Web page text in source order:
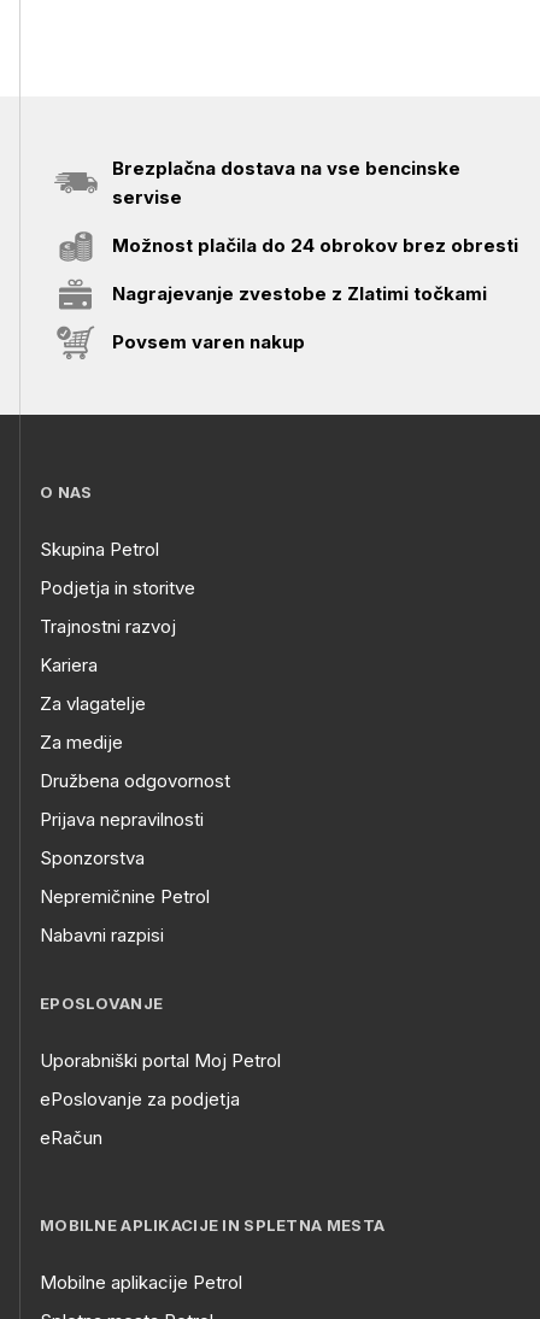
Brezplačna dostava na vse bencinske
servise
Možnost plačila do 24 obrokov brez obresti
Nagrajevanje zvestobe z Zlatimi točkami
Povsem varen nakup
O NAS
Skupina Petrol
Podjetja in storitve
Trajnostni razvoj
Kariera
Za vlagatelje
Za medije
Družbena odgovornost
Prijava nepravilnosti
Sponzorstva
Nepremičnine Petrol
Nabavni razpisi
EPOSLOVANJE
Uporabniški portal Moj Petrol
ePoslovanje za podjetja
eRačun
MOBILNE APLIKACIJE IN SPLETNA MESTA
Mobilne aplikacije Petrol